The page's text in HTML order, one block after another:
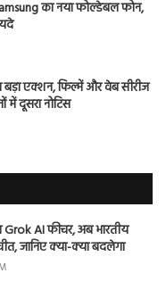
का नया फोल्डेबल फोन,
बड़ा एक्शन, फिल्में और वेब सीरीज
में दूसरा नोटिस
AI फीचर, अब भारतीय
जानिए क्या-क्या बदलेगा